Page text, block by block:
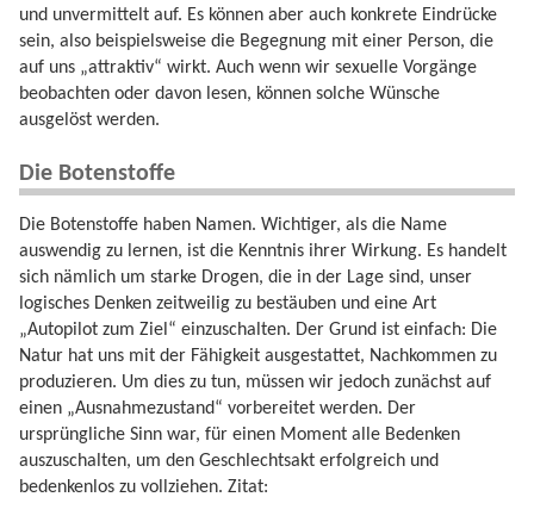
und unvermittelt auf. Es können aber auch konkrete Eindrücke
sein, also beispielsweise die Begegnung mit einer Person, die
auf uns „attraktiv“ wirkt. Auch wenn wir sexuelle Vorgänge
beobachten oder davon lesen, können solche Wünsche
ausgelöst werden.
Die Botenstoffe
Die Botenstoffe haben Namen. Wichtiger, als die Name
auswendig zu lernen, ist die Kenntnis ihrer Wirkung. Es handelt
sich nämlich um starke Drogen, die in der Lage sind, unser
logisches Denken zeitweilig zu bestäuben und eine Art
„Autopilot zum Ziel“ einzuschalten. Der Grund ist einfach: Die
Natur hat uns mit der Fähigkeit ausgestattet, Nachkommen zu
produzieren. Um dies zu tun, müssen wir jedoch zunächst auf
einen „Ausnahmezustand“ vorbereitet werden. Der
ursprüngliche Sinn war, für einen Moment alle Bedenken
auszuschalten, um den Geschlechtsakt erfolgreich und
bedenkenlos zu vollziehen. Zitat: